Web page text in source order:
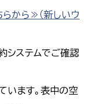
らから≫ （新しいウ
システムでご確認
ます。表中の空